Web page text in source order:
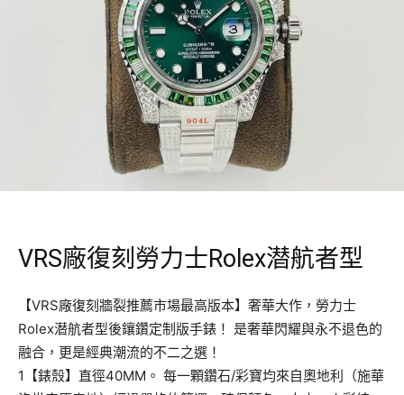
VRS廠復刻勞力士Rolex潜航者型
【VRS廠復刻牆裂推薦市場最高版本】奢華大作，勞力士
Rolex潜航者型後鑲鑽定制版手錶！ 是奢華閃耀與永不退色的
融合，更是經典潮流的不二之選！
1【錶殼】直徑40MM。 每一顆鑽石/彩寶均來自奧地利（施華